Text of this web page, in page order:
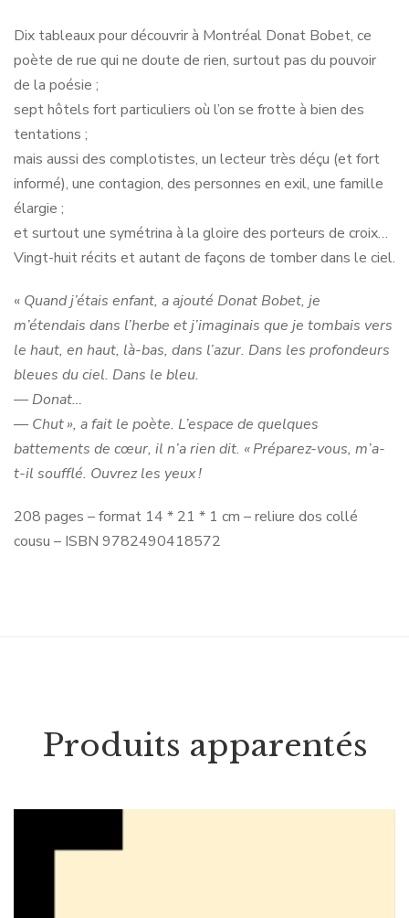
Dix tableaux pour découvrir à Montréal Donat Bobet, ce
poète de rue qui ne doute de rien, surtout pas du pouvoir
de la poésie ;
sept hôtels fort particuliers où l’on se frotte à bien des
tentations ;
mais aussi des complotistes, un lecteur très déçu (et fort
informé), une contagion, des personnes en exil, une famille
élargie ;
et surtout une symétrina à la gloire des porteurs de croix…
Vingt-huit récits et autant de façons de tomber dans le ciel.
« Quand j’étais enfant, a ajouté Donat Bobet, je
m’étendais dans l’herbe et j’imaginais que je tombais vers
le haut, en haut, là-bas, dans l’azur. Dans les profondeurs
bleues du ciel. Dans le bleu.
— Donat…
— Chut », a fait le poète. L’espace de quelques
battements de cœur, il n’a rien dit. « Préparez-vous, m’a-
t-il soufflé. Ouvrez les yeux !
208 pages – format 14 * 21 * 1 cm – reliure dos collé
cousu – ISBN 9782490418572
Produits apparentés